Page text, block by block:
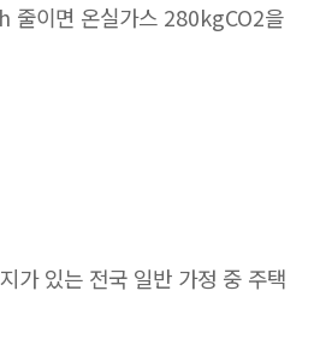
줄이면 온실가스 280kgCO2을
가 있는 전국 일반 가정 중 주택